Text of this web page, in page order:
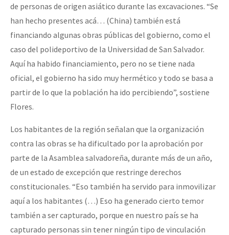
de personas de origen asiático durante las excavaciones. “Se
han hecho presentes acá… (China) también está
financiando algunas obras públicas del gobierno, como el
caso del polideportivo de la Universidad de San Salvador.
Aquí ha habido financiamiento, pero no se tiene nada
oficial, el gobierno ha sido muy hermético y todo se basa a
partir de lo que la población ha ido percibiendo”, sostiene
Flores.
Los habitantes de la región señalan que la organización
contra las obras se ha dificultado por la aprobación por
parte de la Asamblea salvadoreña, durante más de un año,
de un estado de excepción que restringe derechos
constitucionales. “Eso también ha servido para inmovilizar
aquí a los habitantes (…) Eso ha generado cierto temor
también a ser capturado, porque en nuestro país se ha
capturado personas sin tener ningún tipo de vinculación